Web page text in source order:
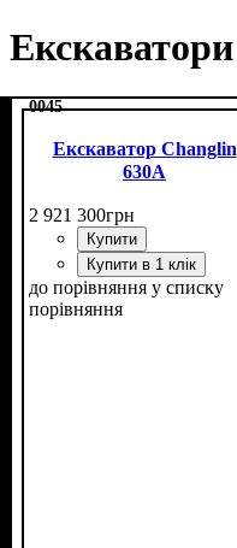
Екскаватори
0045
Екскаватор Changlin
630A
2 921 300грн
Купити
Купити в 1 клік
до порівняння у списку
порівняння